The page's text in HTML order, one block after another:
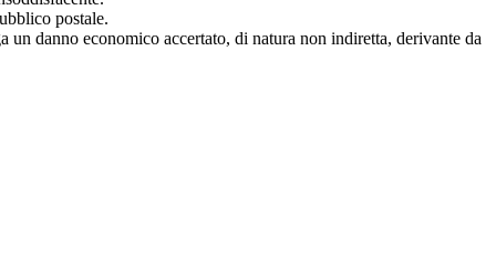
postale.
danno economico accertato, di natura non indiretta, derivante da